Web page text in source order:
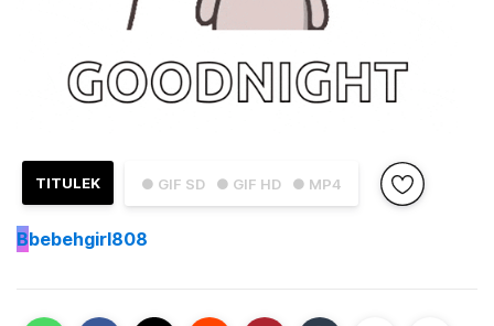
● GIF SD ● GIF HD ● MP4
TITULEK
Bbebehgirl808